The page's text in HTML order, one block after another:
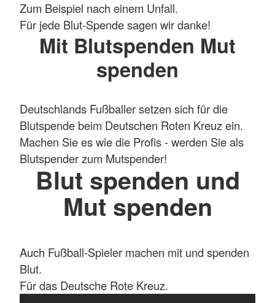
Zum Beispiel nach einem Unfall.
Für jede Blut-Spende sagen wir danke!
Mit Blutspenden Mut
spenden
Deutschlands Fußballer setzen sich für die
Blutspende beim Deutschen Roten Kreuz ein.
Machen Sie es wie die Profis - werden Sie als
Blutspender zum Mutspender!
Blut spenden und
Mut spenden
Auch Fußball-Spieler machen mit und spenden
Blut.
Für das Deutsche Rote Kreuz.